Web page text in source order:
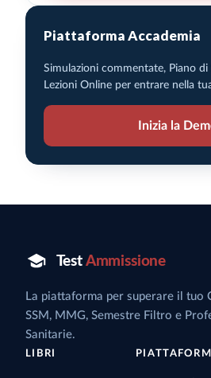
Piattaforma Accademia
Simulazioni commentate, Piano
Lezioni Online per entrare nella
Inizia la
La piattaforma per superare il tuo
SSM, MMG, Semestre Filtro e
Sanitarie.
LIBRI